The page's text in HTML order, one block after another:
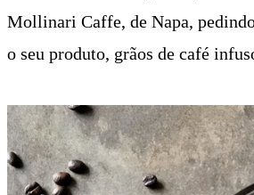
Mollinari Caffe, de Napa,
o seu produto, grãos de café